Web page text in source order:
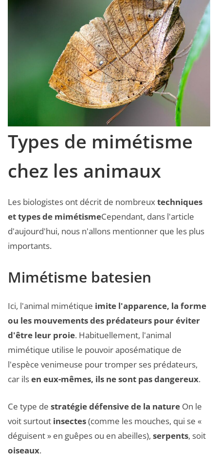
Types de mimétisme
chez les animaux
Les biologistes ont décrit de nombreuxtechniques
et types de mimétismeCependant, dans l'article
d'aujourd'hui, nous n'allons mentionner que les plus
importants.
Mimétisme batesien
Ici, l'animal mimétique imite l'apparence, la forme
ou les mouvements des prédateurs pour éviter
d'être leur proie. Habituellement, l'animal
mimétique utilise le pouvoir aposématique de
l'espèce venimeuse pour tromper ses prédateurs,
car ilsen eux-mêmes, ils ne sont pas dangereux.
Ce type de stratégie défensive de la nature On le
voit surtout insectes(comme les mouches, qui se «
déguisent » en guêpes ou en abeilles), serpents, soit
oiseaux.